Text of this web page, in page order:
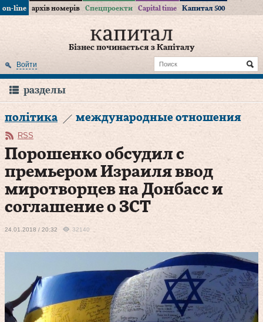
on-line архів номерів Спецпроекти Capital time Капитал 500
Бізнес починається з Капіталу
Войти
разделы
політика международные отношения
RSS
Порошенко обсудил с
премьером Израиля ввод
миротворцев на Донбасс и
соглашение о ЗСТ
24.01.2018 / 20:32 32140